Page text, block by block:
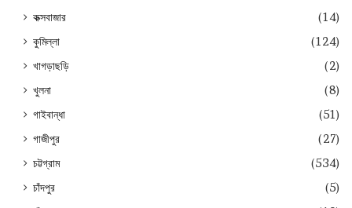
কক্সবাজার
(14)
কুমিল্লা
(124)
খাগড়াছড়ি
(2)
খুলনা
(8)
গাইবান্ধা
(51)
গাজীপুর
(27)
চট্টগ্রাম
(534)
চাঁদপুর
(5)